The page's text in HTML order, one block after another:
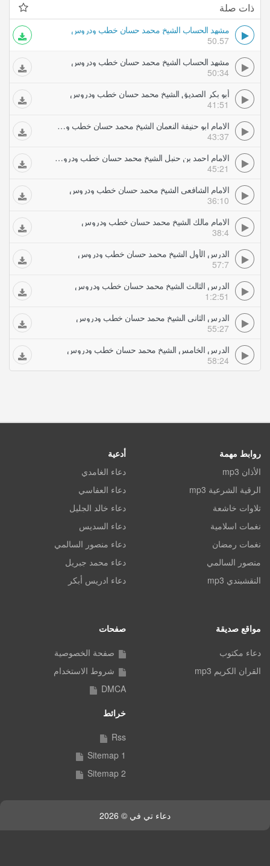
ذات صلة
مشهد الحساب الشيخ محمد حسان خطب ودروس
50.57
مشهد الحساب الشيخ محمد حسان خطب ودروس
50:34
أبو بكر الصديق الشيخ محمد حسان خطب ودروس
41:51
الامام ابو حنيفة النعمان الشيخ محمد حسان خطب ودروس
43:37
الامام احمد بن حنبل الشيخ محمد حسان خطب ودروس
45:21
الامام الشافعى الشيخ محمد حسان خطب ودروس
36:10
الامام مالك الشيخ محمد حسان خطب ودروس
38:4
الدرس الأول الشيخ محمد حسان خطب ودروس
57:7
الدرس الثالث الشيخ محمد حسان خطب ودروس
1:2:51
الدرس الثانى الشيخ محمد حسان خطب ودروس
55:27
الدرس الخامس الشيخ محمد حسان خطب ودروس
58:24
روابط مهمة
الأذان mp3
الرقية الشرعية mp3
تلاوات خاشعة
نغمات اسلامية
نغمات رمضان
منصور السالمي
النقشبندي mp3
أدعية
دعاء الغامدي
دعاء العفاسي
دعاء خالد الجليل
دعاء السديس
دعاء منصور السالمي
دعاء محمد جبريل
دعاء ادريس أبكر
مواقع صديقة
دعاء مكتوب
القران الكريم mp3
صفحات
صفحة الخصوصية
شروط الاستخدام
DMCA
خرائط
Rss
Sitemap 1
Sitemap 2
دعاء تي في © 2026